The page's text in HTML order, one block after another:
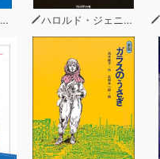
ハロルド・ジェニーン（著）